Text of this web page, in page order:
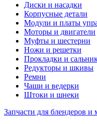
Диски и насадки
Корпусные детали
Модули и платы
Моторы и двигатели
Муфты и шестерни
Ножи и решетки
Прокладки и
Редукторы и шкивы
Ремни
Чаши и ведерки
Штоки и шнеки
Запчасти для блендеров и